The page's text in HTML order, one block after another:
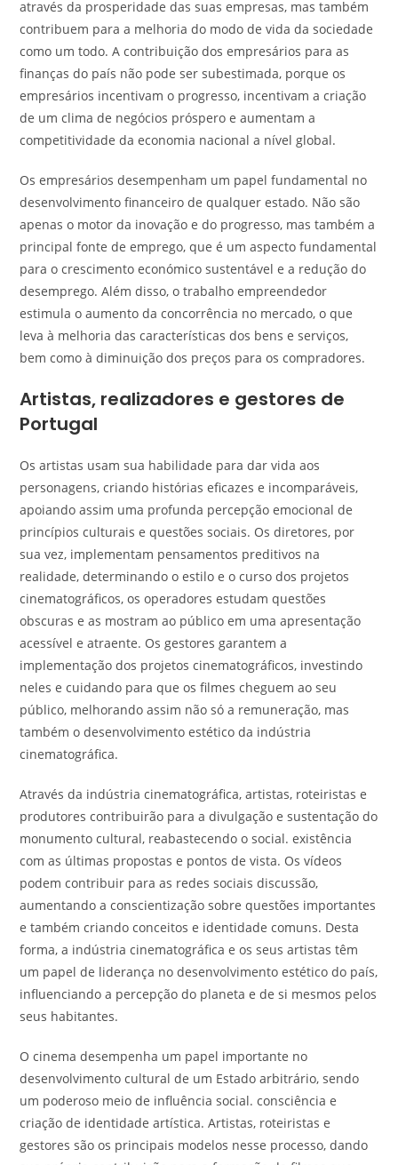
através da prosperidade das suas empresas, mas também
contribuem para a melhoria do modo de vida da sociedade
como um todo. A contribuição dos empresários para as
finanças do país não pode ser subestimada, porque os
empresários incentivam o progresso, incentivam a criação
de um clima de negócios próspero e aumentam a
competitividade da economia nacional a nível global.
Os empresários desempenham um papel fundamental no
desenvolvimento financeiro de qualquer estado. Não são
apenas o motor da inovação e do progresso, mas também a
principal fonte de emprego, que é um aspecto fundamental
para o crescimento económico sustentável e a redução do
desemprego. Além disso, o trabalho empreendedor
estimula o aumento da concorrência no mercado, o que
leva à melhoria das características dos bens e serviços,
bem como à diminuição dos preços para os compradores.
Artistas, realizadores e gestores de
Portugal
Os artistas usam sua habilidade para dar vida aos
personagens, criando histórias eficazes e incomparáveis,
apoiando assim uma profunda percepção emocional de
princípios culturais e questões sociais. Os diretores, por
sua vez, implementam pensamentos preditivos na
realidade, determinando o estilo e o curso dos projetos
cinematográficos, os operadores estudam questões
obscuras e as mostram ao público em uma apresentação
acessível e atraente. Os gestores garantem a
implementação dos projetos cinematográficos, investindo
neles e cuidando para que os filmes cheguem ao seu
público, melhorando assim não só a remuneração, mas
também o desenvolvimento estético da indústria
cinematográfica.
Através da indústria cinematográfica, artistas, roteiristas e
produtores contribuirão para a divulgação e sustentação do
monumento cultural, reabastecendo o social. existência
com as últimas propostas e pontos de vista. Os vídeos
podem contribuir para as redes sociais discussão,
aumentando a conscientização sobre questões importantes
e também criando conceitos e identidade comuns. Desta
forma, a indústria cinematográfica e os seus artistas têm
um papel de liderança no desenvolvimento estético do país,
influenciando a percepção do planeta e de si mesmos pelos
seus habitantes.
O cinema desempenha um papel importante no
desenvolvimento cultural de um Estado arbitrário, sendo
um poderoso meio de influência social. consciência e
criação de identidade artística. Artistas, roteiristas e
gestores são os principais modelos nesse processo, dando